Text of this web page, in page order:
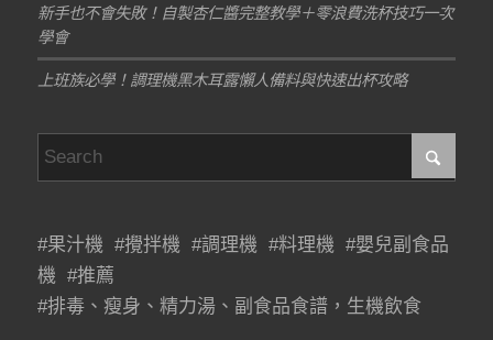
新手也不會失敗！自製杏仁醬完整教學＋零浪費洗杯技巧一次
學會
上班族必學！調理機黑木耳露懶人備料與快速出杯攻略
#果汁機 #攪拌機 #調理機 #料理機 #嬰兒副食品
機 #推薦
#排毒、瘦身、精力湯、副食品食譜，生機飲食